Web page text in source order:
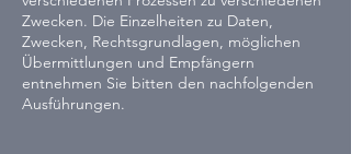
Zwecken. Die Einzelheiten zu Daten,
Zwecken, Rechtsgrundlagen, möglichen
Übermittlungen und Empfängern
entnehmen Sie bitten den nachfolgenden
Ausführungen.